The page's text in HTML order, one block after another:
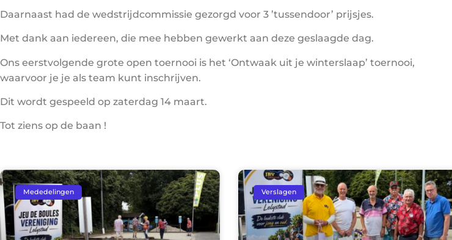
Daarnaast had de wedstrijdcommissie gezorgd voor 3 ’tussendoor’ prijsjes.
Met dank aan iedereen, die mee hebben gewerkt aan deze geslaagde dag.
Ons eerstvolgende grote open toernooi is het ‘Ontwaak uit je winterslaap’ toernooi,
waarvoor je je als team kunt inschrijven.
Dit wordt gespeeld op zaterdag 14 maart.
Tot ziens op de baan !
Mededelingen Verslagen